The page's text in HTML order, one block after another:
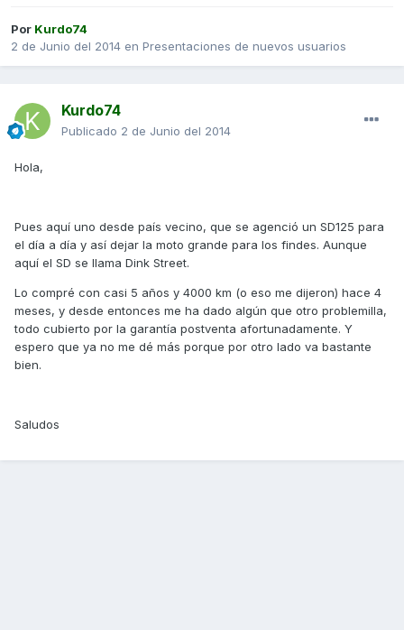
Por Kurdo74
2 de Junio del 2014 en Presentaciones de nuevos usuarios
Kurdo74
Publicado 2 de Junio del 2014
Hola,
Pues aquí uno desde país vecino, que se agenció un SD125 para
el día a día y así dejar la moto grande para los findes. Aunque
aquí el SD se llama Dink Street.
Lo compré con casi 5 años y 4000 km (o eso me dijeron) hace 4
meses, y desde entonces me ha dado algún que otro problemilla,
todo cubierto por la garantía postventa afortunadamente. Y
espero que ya no me dé más porque por otro lado va bastante
bien.
Saludos